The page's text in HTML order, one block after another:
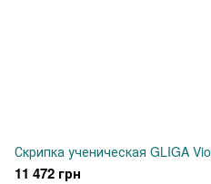
Скрипка ученическая GLIGA
11 472 грн